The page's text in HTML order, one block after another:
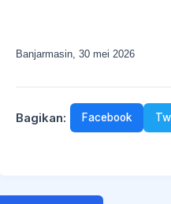
Banjarmasin, 30 mei 2026
Bagikan: Facebook